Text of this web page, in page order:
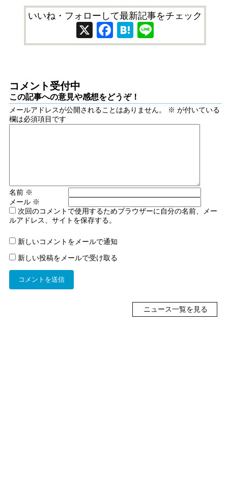
いいね・フォローして最新記事をチェック
X Facebook
Hatena
コメント受付中
この記事への意見や感想をどうぞ！
メールアドレスが公開されることはありません。 ※ が付いている
欄は必須項目です
名前 ※
メール ※
次回のコメントで使用するためブラウザーに自分の名前、メー
ルアドレス、サイトを保存する。
新しいコメントをメールで通知
新しい投稿をメールで受け取る
ニュース一覧を見る